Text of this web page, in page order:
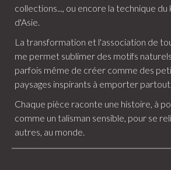
collections..., ou encore la technique du
d'Asie.
La transformation et l'association de
me permet sublimer des motifs
parfois même de créer comme des
paysages inspirants à emporter
Chaque pièce raconte une histoire, à
comme un talisman sensible, pour se
autres, au monde.